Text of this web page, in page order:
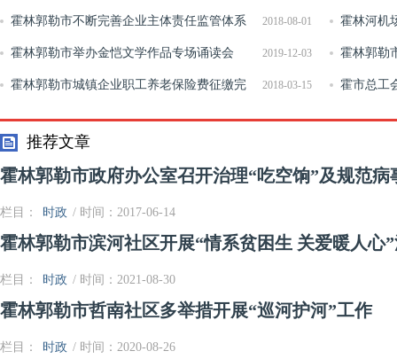
行”投放鼠药和毒饵站活动 实落实扶贫
2018-08-01
霍林郭勒市不断完善企业主体责任监管体系
进一步夯实安全生产基础
霍林河机
2019-12-03
霍林郭勒市举办金恺文学作品专场诵读会 霍林郭勒
理疏导”助
2018-03-15
霍林郭勒市城镇企业职工养老保险费征缴完
成26300万元
霍市总工
避雨
推荐文章
霍林郭勒市政府办公室召开治理“吃空饷”及规范
栏目： 时政 / 时间：2017-06-14
霍林郭勒市滨河社区开展“情系贫困生 关爱暖人心
栏目： 时政 / 时间：2021-08-30
霍林郭勒市哲南社区多举措开展“巡河护河”工作
栏目： 时政 / 时间：2020-08-26